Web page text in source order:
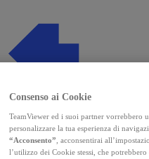
Consenso ai Cookie
TeamViewer ed i suoi partner vorrebbero
personalizzare la tua esperienza di
“Acconsento” , acconsentirai
l’utilizzo dei Cookie stessi, che